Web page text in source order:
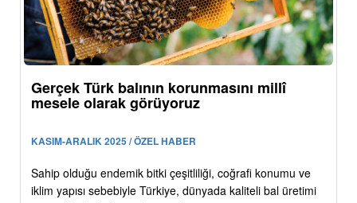
Gerçek Türk balının korunmasını millî
mesele olarak görüyoruz
KASIM-ARALIK 2025 / ÖZEL HABER
Sahip olduğu endemik bitki çeşitliliği, coğrafi konumu ve
iklim yapısı sebebiyle Türkiye, dünyada kaliteli bal üretimi